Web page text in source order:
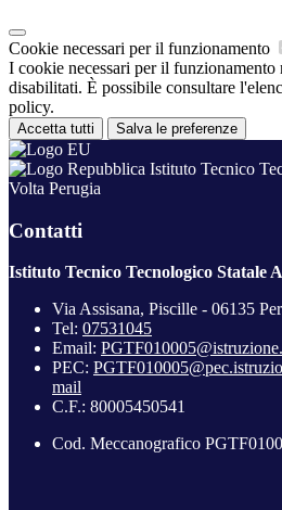
Cookie necessari per il funzionamento
I cookie necessari per il funzionamento
disabilitati. È possibile consultare
policy.
Accetta tutti Salva le preferenze
Istituto Tecnico
Volta Perugia
Contatti
Istituto Tecnico Tecnologico Statale
Via Assisana, Piscille - 06135
Tel: 07531045
Email:
PEC:
mail
C.F.: 80005450541
Cod. Meccanografico